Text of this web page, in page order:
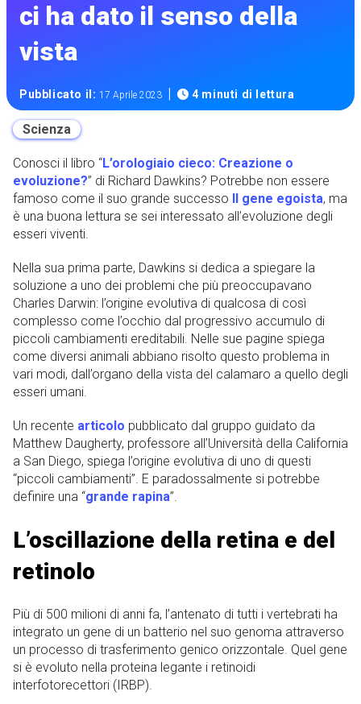
ci ha dato il senso della
vista
Pubblicato il:17 Aprile 2023 | 4 minuti di lettura
Scienza
Conosci il libro “L’orologiaio cieco: Creazione o
evoluzione?” di Richard Dawkins? Potrebbe non essere
famoso come il suo grande successo Il gene egoista, ma
è una buona lettura se sei interessato all’evoluzione degli
esseri viventi.
Nella sua prima parte, Dawkins si dedica a spiegare la
soluzione a uno dei problemi che più preoccupavano
Charles Darwin: l’origine evolutiva di qualcosa di così
complesso come l’occhio dal progressivo accumulo di
piccoli cambiamenti ereditabili. Nelle sue pagine spiega
come diversi animali abbiano risolto questo problema in
vari modi, dall’organo della vista del calamaro a quello degli
esseri umani.
Un recente articolo pubblicato dal gruppo guidato da
Matthew Daugherty, professore all’Università della California
a San Diego, spiega l’origine evolutiva di uno di questi
“piccoli cambiamenti”. E paradossalmente si potrebbe
definire una “grande rapina”.
L’oscillazione della retina e del
retinolo
Più di 500 milioni di anni fa, l’antenato di tutti i vertebrati ha
integrato un gene di un batterio nel suo genoma attraverso
un processo di trasferimento genico orizzontale. Quel gene
si è evoluto nella proteina legante i retinoidi
interfotorecettori (IRBP).